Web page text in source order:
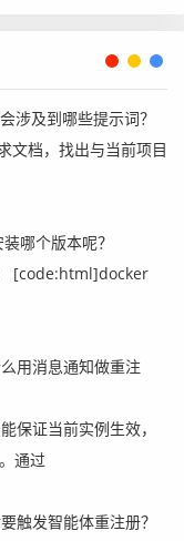
方向键就可以了：
涉及到哪些提示词？
文档，找出与当前项目
哪个版本呢？
[code:html]docker
用消息通知做重注
保证当前实例生效，
通过
触发智能体重注册？